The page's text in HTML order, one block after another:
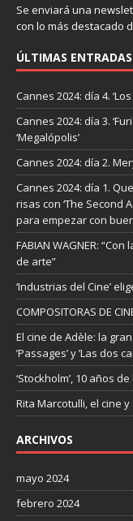
Se enviará una
con lo más destacado
ÚLTIMAS ENTRADAS
Cannes 2024: día 4.
Cannes 2024: día 3.
‘Megalópolis’
Cannes 2024: día 2.
Cannes 2024: día 1.
risas con ‘The Second
para empezar con
FABIAN WAGNER:
de arte”
‘Industrias del Cine’
COMPOSITORAS DE
El cine de Adèle: la
’Passages’ y ’Las dos
‘Stockholm’, 10 años
Rita Marcotulli, el cine
ARCHIVOS
mayo 2024
febrero 2024